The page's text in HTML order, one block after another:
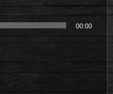
00:00